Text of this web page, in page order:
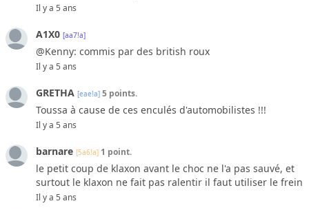
Il y a 5 ans
A1X0 [aa7!a]
@Kenny: commis par des british roux
Il y a 5 ans
GRETHA [eae!a] 5 points.
Toussa à cause de ces enculés d'automobilistes !!!
Il y a 5 ans
barnare [5a6!a] 1 point.
le petit coup de klaxon avant le choc ne l'a pas sauvé, et
surtout le klaxon ne fait pas ralentir il faut utiliser le frein
Il y a 5 ans